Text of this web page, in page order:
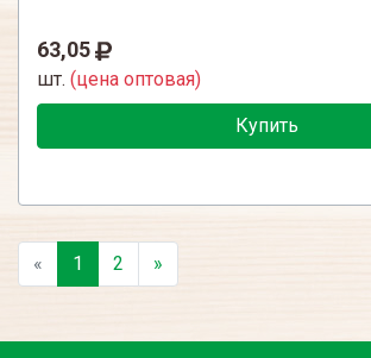
63,05
шт. (цена оптовая)
Купить
« 1 2 »